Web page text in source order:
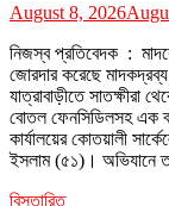
August 8, 2026
নিজস্ব প্রতিবেদক :
জোরদার করেছে
যাত্রাবাড়ীতে সাতক্ষীরা
বোতল ফেনসিডিলসহ এক
কার্যালয়ের কোতয়ালী
ইসলাম (৫১)। অভিযানে
বিস্তারিত